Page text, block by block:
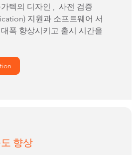
텍의 디자인 , 사전 검증
지원과 소프트웨어 서
폭 향상시키고 출시 시간을
향상